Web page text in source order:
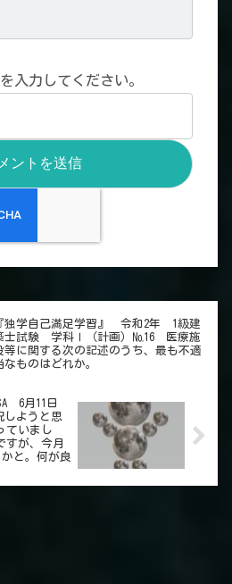
入力してください。
独学自己満足学習』 令和2年 1級建
士試験 学科Ⅰ（計画）№16 医療施
等に関する次の記述のうち、最も不適
なものはどれか。
6月11日
ようと思
ていまし
すが、今月
と。何が良